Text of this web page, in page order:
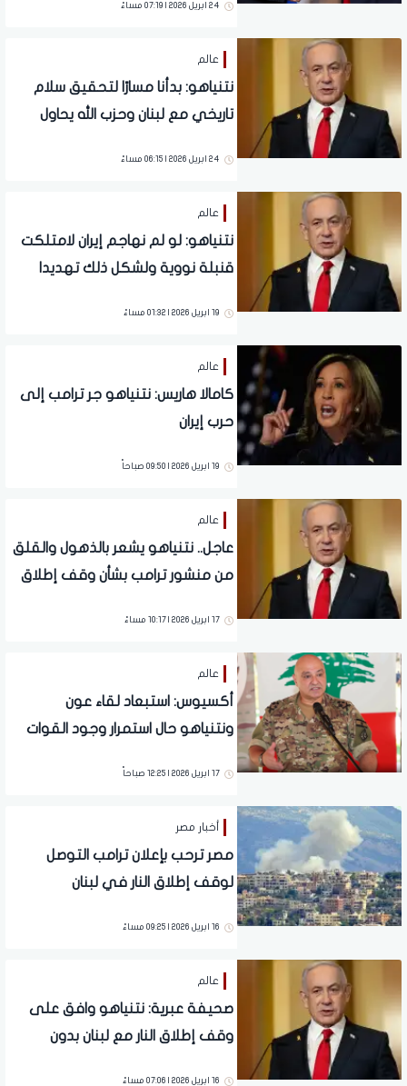
24 ابريل 2026 | 07:19 مساءً
عالم
نتنياهو: بدأنا مسارًا لتحقيق سلام
تاريخي مع لبنان وحزب الله يحاول
24 ابريل 2026 | 06:15 مساءً
عالم
نتنياهو: لو لم نهاجم إيران لامتلكت
قنبلة نووية ولشكل ذلك تهديدا
19 ابريل 2026 | 01:32 مساءً
عالم
كامالا هاريس: نتنياهو جر ترامب إلى
حرب إيران
19 ابريل 2026 | 09:50 صباحاً
عالم
عاجل.. نتنياهو يشعر بالذهول والقلق
من منشور ترامب بشأن وقف إطلاق
17 ابريل 2026 | 10:17 مساءً
عالم
أكسيوس: استبعاد لقاء عون
ونتنياهو حال استمرار وجود القوات
17 ابريل 2026 | 12:25 صباحاً
أخبار مصر
مصر ترحب بإعلان ترامب التوصل
لوقف إطلاق النار في لبنان
16 ابريل 2026 | 09:25 مساءً
عالم
صحيفة عبرية: نتنياهو وافق على
وقف إطلاق النار مع لبنان بدون
16 ابريل 2026 | 07:06 مساءً